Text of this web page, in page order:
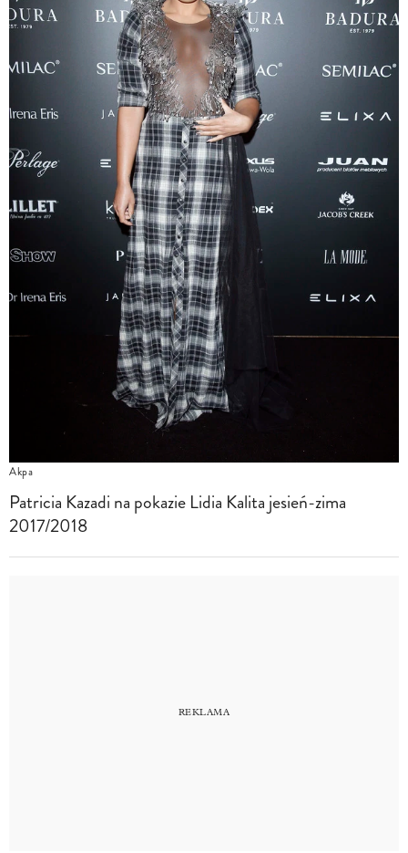
Akpa
Patricia Kazadi na pokazie Lidia Kalita jesień-zima
2017/2018